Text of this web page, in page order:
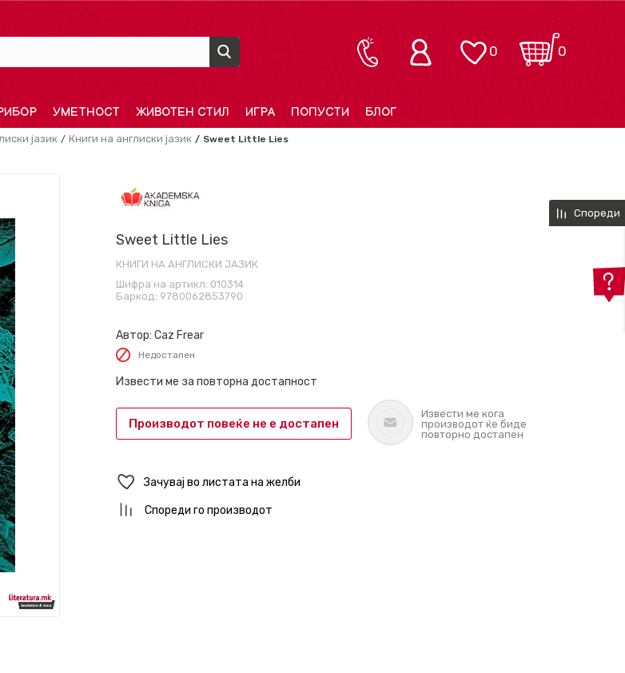
0
0
УМЕТНОСТ ЖИВОТЕН СТИЛ ИГРА ПОПУСТИ БЛОГ
јазик Книги на англиски јазик Sweet Little Lies
Sweet Little Lies
КНИГИ НА АНГЛИСКИ ЈАЗИК
Шифра на артикл: 010314
Баркод: 9780062853790
Автор: Caz Frear
Недостапен
Извести ме за повторна достапност
Производот повеќе не е достапен
Извести ме кога
производот ќе биде
повторно достапен
Зачувај во листата на желби
Спореди го производот
Спореди